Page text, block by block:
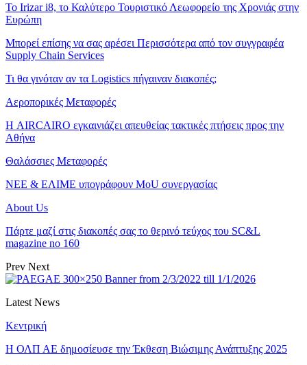
Το Irizar i8, το Καλύτερο Τουριστικό Λεωφορείο της Χρονιάς στην
Ευρώπη
Μπορεί επίσης να σας αρέσει Περισσότερα από τον συγγραφέα
Supply Chain Services
Τι θα γινόταν αν τα Logistics πήγαιναν διακοπές;
Αεροπορικές Μεταφορές
Η AIRCAIRO εγκαινιάζει απευθείας τακτικές πτήσεις προς την
Αθήνα
Θαλάσσιες Μεταφορές
ΝΕΕ & ΕΛΙΜΕ υπογράφουν MoU συνεργασίας
About Us
Πάρτε μαζί στις διακοπές σας το θερινό τεύχος του SC&L
magazine no 160
Prev Next
Latest News
Κεντρική
Η ΟΛΠ ΑΕ δημοσίευσε την Έκθεση Βιώσιμης Ανάπτυξης 2025